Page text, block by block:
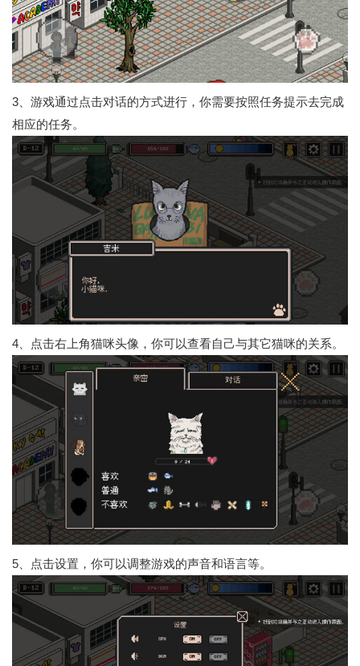
3、游戏通过点击对话的方式进行，你需要按照任务提示去完成
相应的任务。
4、点击右上角猫咪头像，你可以查看自己与其它猫咪的关系。
5、点击设置，你可以调整游戏的声音和语言等。